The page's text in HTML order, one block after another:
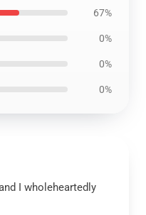
67%
0%
0%
0%
I wholeheartedly